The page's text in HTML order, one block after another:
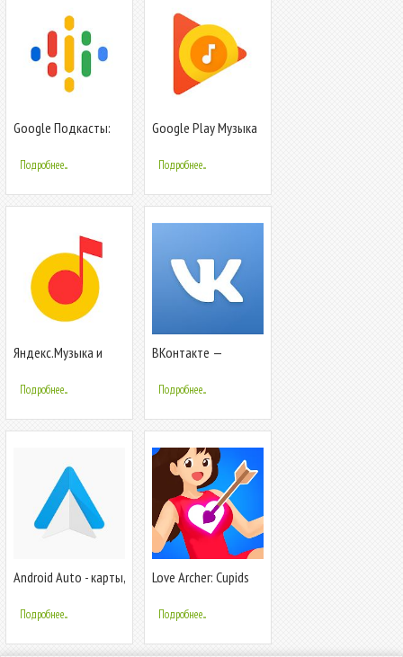
Google Подкасты:
популярные
подкасты
Подробнее...
Google Play Музыка
Подробнее...
Яндекс.Музыка и
Подробнее...
ВКонтакте —
видео
Подробнее...
Android Auto - карты,
команды
Подробнее...
Love Archer: Cupids
Подробнее...